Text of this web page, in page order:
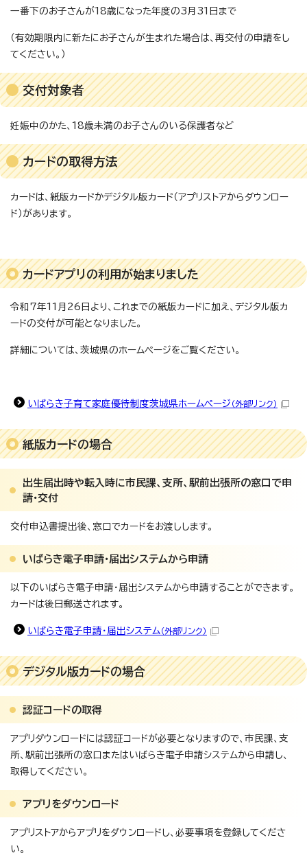
一番下のお子さんが18歳になった年度の3月31日まで
（有効期限内に新たにお子さんが生まれた場合は、再交付の申請をし
てください。）
交付対象者
妊娠中のかた、18歳未満のお子さんのいる保護者など
カードの取得方法
カードは、紙版カードかデジタル版カード（アプリストアからダウンロー
ド）があります。
カードアプリの利用が始まりました
令和7年11月26日より、これまでの紙版カードに加え、デジタル版カ
ードの交付が可能となりました。
詳細については、茨城県のホームページをご覧ください。
いばらき子育て家庭優待制度茨城県ホームページ （外部リンク）
紙版カードの場合
出生届出時や転入時に市民課、支所、駅前出張所の窓口で申
請・交付
交付申込書提出後、窓口でカードをお渡しします。
いばらき電子申請・届出システムから申請
以下のいばらき電子申請・届出システムから申請することができます。
カードは後日郵送されます。
いばらき電子申請・届出システム （外部リンク）
デジタル版カードの場合
認証コードの取得
アプリダウンロードには認証コードが必要となりますので、市民課、支
所、駅前出張所の窓口またはいばらき電子申請システムから申請し、
取得してください。
アプリをダウンロード
アプリストアからアプリをダウンロードし、必要事項を登録してくださ
い。